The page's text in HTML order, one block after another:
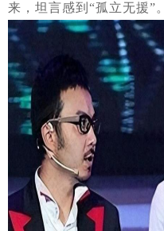
来，坦言感到“孤立无援”。